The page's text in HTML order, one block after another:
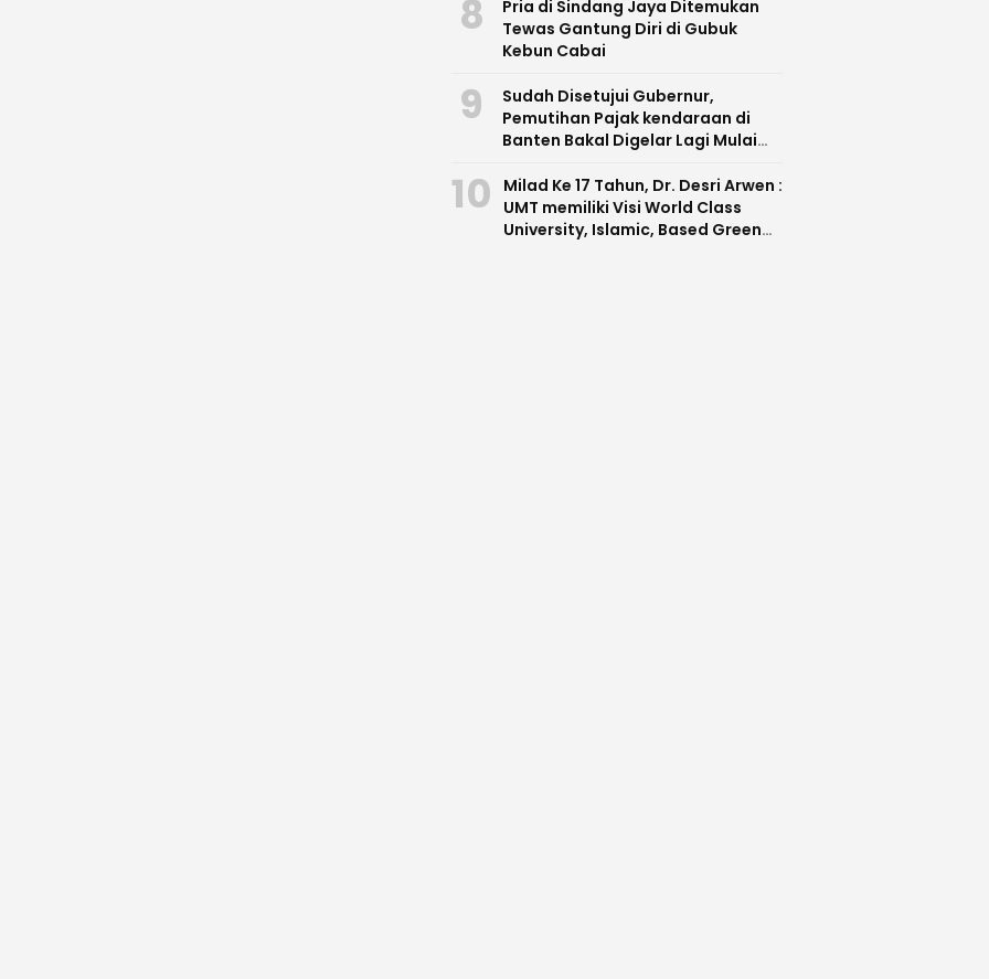
8
Pria di Sindang Jaya Ditemukan
Tewas Gantung Diri di Gubuk
Kebun Cabai
9
Sudah Disetujui Gubernur,
Pemutihan Pajak kendaraan di
Banten Bakal Digelar Lagi Mulai
10
Milad Ke 17 Tahun, Dr. Desri Arwen :
UMT memiliki Visi World Class
University, Islamic, Based Green